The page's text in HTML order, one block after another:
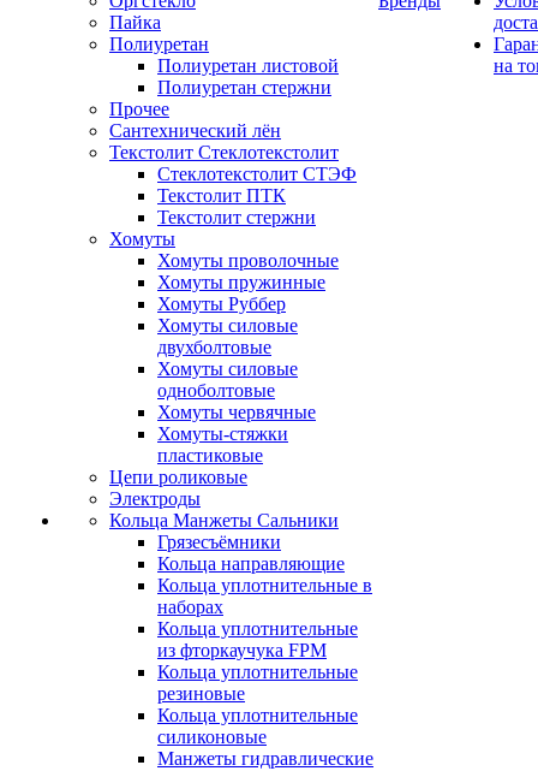
Пайка
Полиуретан
Полиуретан листовой
Полиуретан стержни
Прочее
Сантехнический лён
Текстолит Стеклотекстолит
Стеклотекстолит СТЭФ
Текстолит ПТК
Текстолит стержни
Хомуты
Хомуты проволочные
Хомуты пружинные
Хомуты Руббер
Хомуты силовые
двухболтовые
Хомуты силовые
одноболтовые
Хомуты червячные
Хомуты-стяжки
пластиковые
Цепи роликовые
Электроды
Кольца Манжеты Сальники
Грязесъёмники
Кольца направляющие
Кольца уплотнительные в
наборах
Кольца уплотнительные
из фторкаучука FPM
Кольца уплотнительные
резиновые
Кольца уплотнительные
силиконовые
Манжеты гидравлические
на